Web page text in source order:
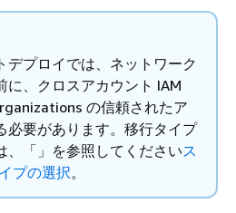
デプロイでは、ネットワーク
に、クロスアカウント IAM
の信頼されたア
必要があります。移行タイプ
、「」を参照してくださいス
プの選択。